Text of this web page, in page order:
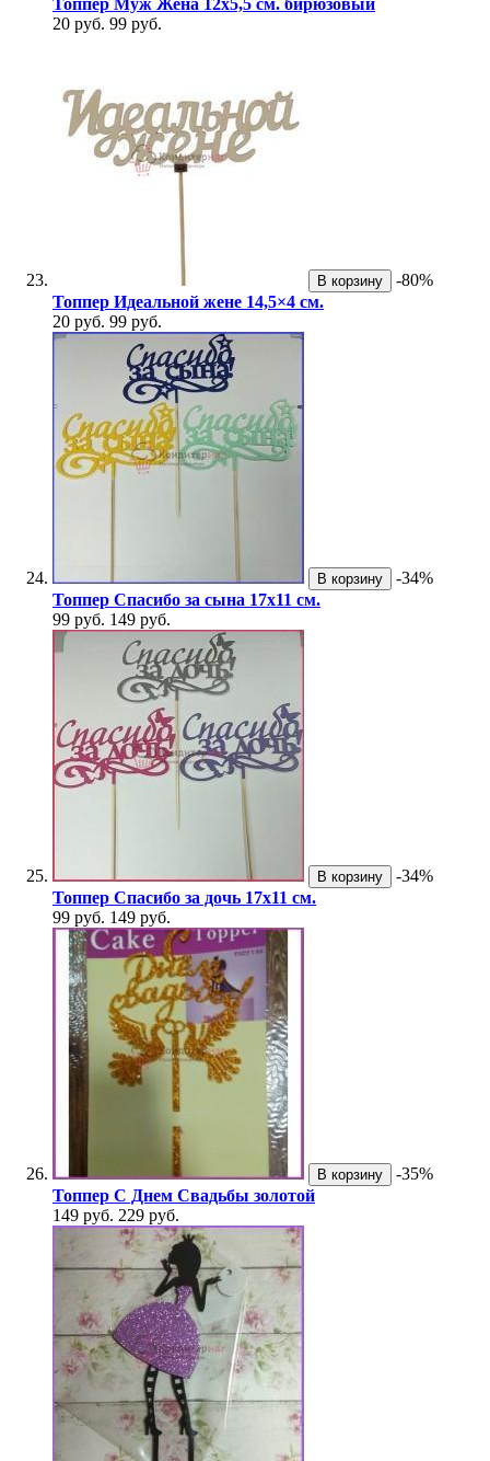
Топпер Муж Жена 12х5,5 см. бирюзовый
20 руб. 99 руб.
В корзину
-80%
Топпер Идеальной жене 14,5×4 см.
20 руб. 99 руб.
В корзину
-34%
Топпер Спасибо за сына 17х11 см.
99 руб. 149 руб.
В корзину
-34%
Топпер Спасибо за дочь 17х11 см.
99 руб. 149 руб.
В корзину
-35%
Топпер С Днем Свадьбы золотой
149 руб. 229 руб.